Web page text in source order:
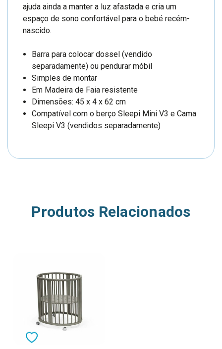
ajuda ainda a manter a luz afastada e cria um
espaço de sono confortável para o bebé recém-
nascido.
Barra para colocar dossel (vendido
separadamente) ou pendurar móbil
Simples de montar
Em Madeira de Faia resistente
Dimensões:45 x 4 x 62 cm
Compatível com o berço Sleepi Mini V3 e Cama
Sleepi V3 (vendidos separadamente)
Produtos Relacionados